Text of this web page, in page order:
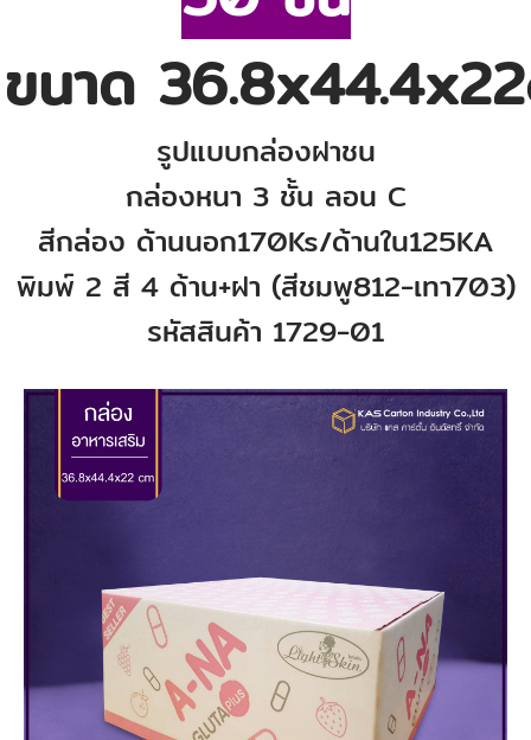
ขนาด
รูปแบบกล่องฝาชน
กล่องหนา 3 ชั้น ลอน C
สีกล่อง ด้านนอก170Ks/ด้านใน125KA
พิมพ์ 2 สี 4 ด้าน+ฝา (สีชมพู812-เทา703)
รหัสสินค้า 1729-01